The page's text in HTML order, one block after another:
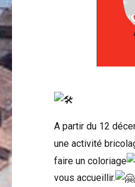
Apartir du 12
une activité
faire un coloriage
vous accueillir.